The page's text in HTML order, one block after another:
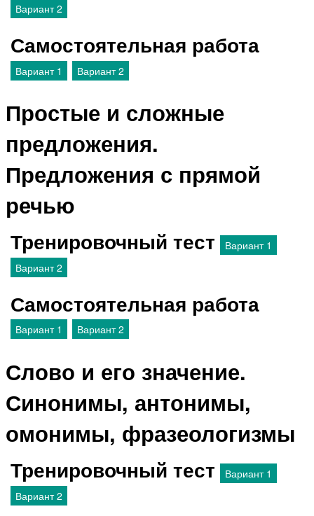
Вариант 2
Самостоятельная работа
Вариант 1 Вариант 2
Простые и сложные
предложения.
Предложения с прямой
речью
Тренировочный тест
Вариант 1
Вариант 2
Самостоятельная работа
Вариант 1 Вариант 2
Слово и его значение.
Синонимы, антонимы,
омонимы, фразеологизмы
Тренировочный тест
Вариант 1
Вариант 2